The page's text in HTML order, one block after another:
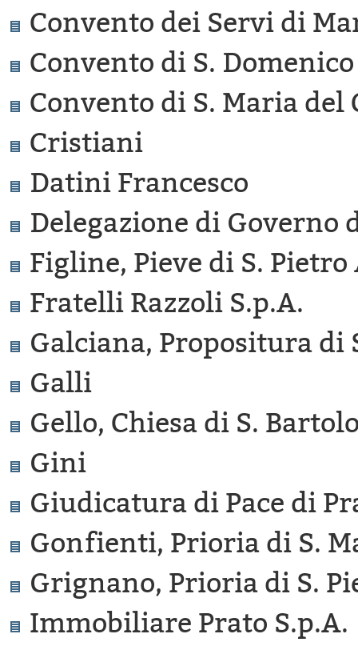
Convento dei Servi di
Convento di S. Domenico
Convento di S. Maria del
Cristiani
Datini Francesco
Delegazione di Governo
Figline, Pieve di S. Pietro
Fratelli Razzoli S.p.A.
Galciana, Propositura di
Galli
Gello, Chiesa di S.
Gini
Giudicatura di Pace di
Gonfienti, Prioria di S.
Grignano, Prioria di S.
Immobiliare Prato S.p.A.